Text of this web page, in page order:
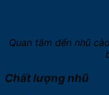
Quan tâm đến nhũ
Chất lượng nhũ